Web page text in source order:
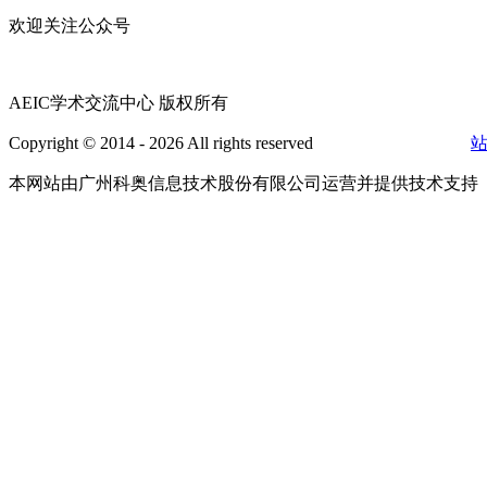
欢迎关注公众号
AEIC学术交流中心 版权所有
Copyright © 2014 - 2026 All rights reserved
本网站由广州科奥信息技术股份有限公司运营并提供技术支持